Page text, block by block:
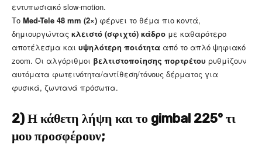
εντυπωσιακό slow-motion.
Το Med-Tele 48 mm (2×) φέρνει το θέμα πιο κοντά,
δημιουργώντας κλειστό (σφιχτό) κάδρο με καθαρότερο
αποτέλεσμα και υψηλότερη ποιότητα από το απλό ψηφιακό
zoom. Οι αλγόριθμοι βελτιστοποίησης πορτρέτου ρυθμίζουν
αυτόματα φωτεινότητα/αντίθεση/τόνους δέρματος για
φυσικά, ζωντανά πρόσωπα.
2) Η κάθετη λήψη και το gimbal 225° τι
μου προσφέρουν;